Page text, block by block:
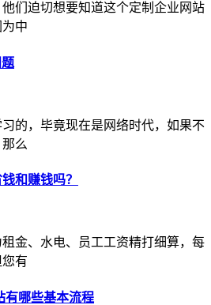
们迫切想要知道这个定制企业网站
中
的，毕竟现在是网络时代，如果不
么
和赚钱吗？
金、水电、员工工资精打细算，每
有
有哪些基本流程